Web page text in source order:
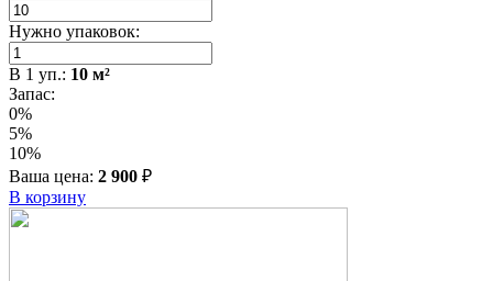
Нужно упаковок:
В 1 уп.: 10 м²
Запас:
0%
5%
10%
Ваша цена: 2 900 ₽
В корзину